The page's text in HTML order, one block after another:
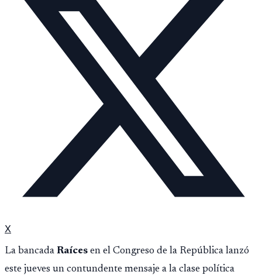
X
La bancada Raíces en el Congreso de la República lanzó
este jueves un contundente mensaje a la clase política